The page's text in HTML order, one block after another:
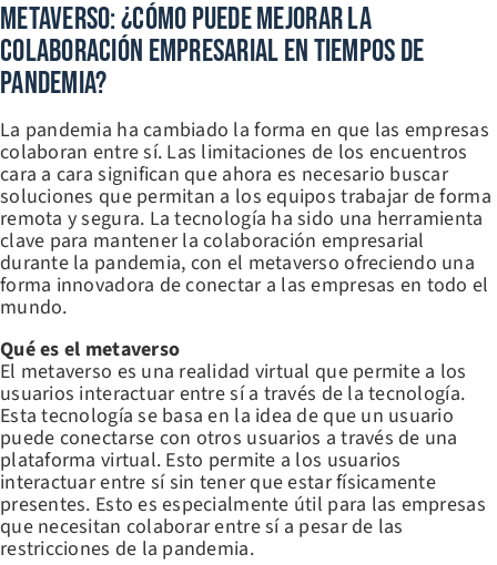
Metaverso: ¿Cómo Puede Mejorar La
Colaboración Empresarial En Tiempos De
Pandemia?
La pandemia ha cambiado la forma en que las empresas
colaboran entre sí. Las limitaciones de los encuentros
cara a cara significan que ahora es necesario buscar
soluciones que permitan a los equipos trabajar de forma
remota y segura. La tecnología ha sido una herramienta
clave para mantener la colaboración empresarial
durante la pandemia, con el metaverso ofreciendo una
forma innovadora de conectar a las empresas en todo el
mundo.
Qué es el metaverso
El metaverso es una realidad virtual que permite a los
usuarios interactuar entre sí a través de la tecnología.
Esta tecnología se basa en la idea de que un usuario
puede conectarse con otros usuarios a través de una
plataforma virtual. Esto permite a los usuarios
interactuar entre sí sin tener que estar físicamente
presentes. Esto es especialmente útil para las empresas
que necesitan colaborar entre sí a pesar de las
restricciones de la pandemia.